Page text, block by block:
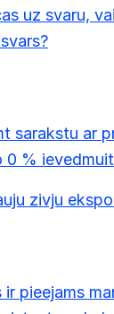
uz svaru,
sarakstu ar
0 %
zivju
ir pieejams